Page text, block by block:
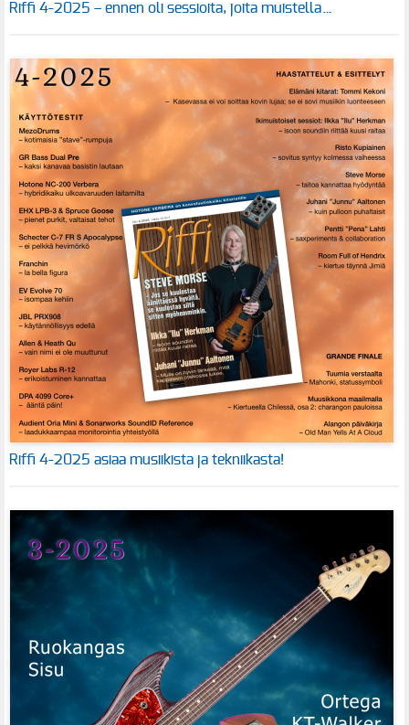
Riffi 4-2025 – ennen oli sessioita, joita muistella…
Riffi 4-2025 asiaa musiikista ja tekniikasta!